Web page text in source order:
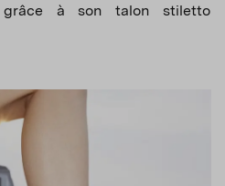
grâce à son talon stiletto